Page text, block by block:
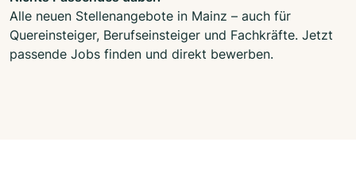
Alle neuen Stellenangebote in Mainz – auch für
Quereinsteiger, Berufseinsteiger und Fachkräfte. Jetzt
passende Jobs finden und direkt bewerben.